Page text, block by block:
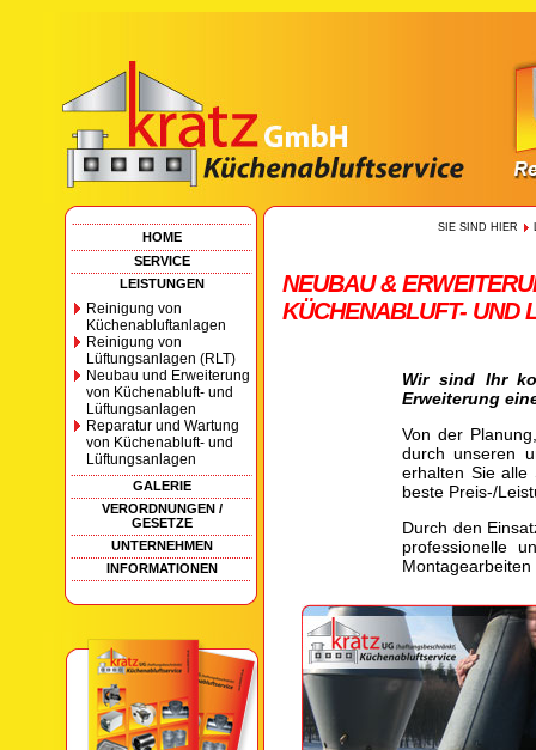
HOME
SERVICE
LEISTUNGEN
Reinigung von
Küchenabluftanlagen
Reinigung von
Lüftungsanlagen (RLT)
Neubau und Erweiterung
von Küchenabluft- und
Lüftungsanlagen
Reparatur und Wartung
von Küchenabluft- und
Lüftungsanlagen
GALERIE
VERORDNUNGEN /
GESETZE
UNTERNEHMEN
INFORMATIONEN
SIE SIND HIER
NEUBAU &
KÜCHENABLUFT- UND
Wir sind Ihr
Erweiterung
Von der
durch unseren
erhalten Sie alle
beste Preis-/
Durch den
professionelle